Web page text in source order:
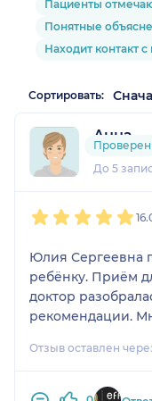
Пациенты
Понятные
Находит контакт
Сортировать:
Анна
1 отзыв
До 5
Юлия Сергеевна
ребёнку. Приём
доктор
рекомендации.
Отзыв оставлен